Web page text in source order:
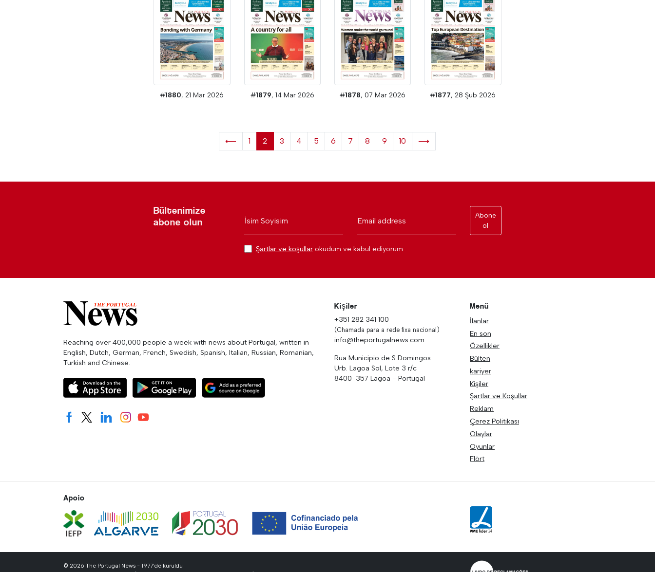
#1880, 21 Mar 2026 #1879, 14 Mar 2026 #1878, 07 Mar 2026 #1877, 28 Şub 2026
⟵ 1 2 3 4 5 6 7 8 9 10 ⟶
Bültenimize
abone olun
İsim Soyisim Email address
Abone
ol
Şartlar ve koşullarokudum ve kabul ediyorum
Reaching over 400,000 people a week with news about Portugal, written in
English, Dutch, German, French, Swedish, Spanish, Italian, Russian, Romanian,
Turkish and Chinese.
Kişiler
+351 282 341 100
(Chamada para a rede fixa nacional)
info@theportugalnews.com
Rua Municipio de S Domingos
Urb. Lagoa Sol, Lote 3 r/c
8400-357 Lagoa - Portugal
Menü
İlanlar
En son
Özellikler
Bülten
kariyer
Kişiler
Şartlar ve Koşullar
Reklam
Çerez Politikası
Olaylar
Oyunlar
Flört
Apoio
© 2026 The Portugal News - 1977'de kuruldu